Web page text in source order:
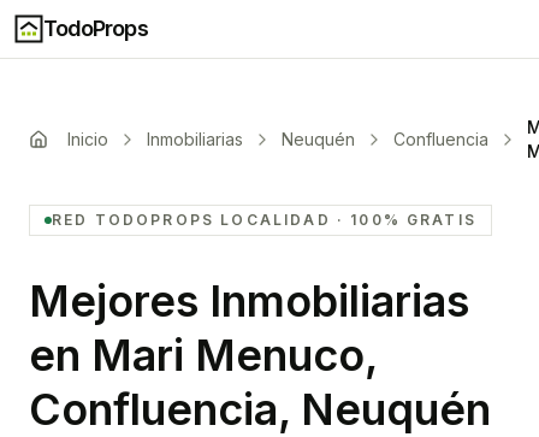
TodoProps
Inicio Inmobiliarias Neuquén Confluencia
RED TODOPROPS LOCALIDAD · 100% GRATIS
Mejores Inmobiliarias
en Mari Menuco,
Confluencia, Neuquén